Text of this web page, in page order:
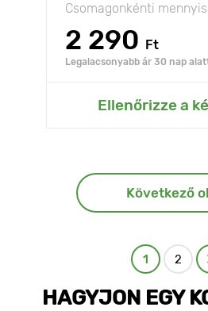
Csomagonkénti
2 290 Ft
Legalacsonyabb ár 30 nap
Ellenőrizze a
Következő
1 2
HAGYJON EGY